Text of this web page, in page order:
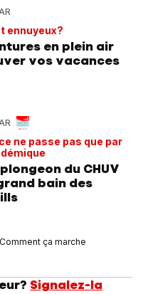
ennuyeux?
en plein air
vos vacances
ne passe pas que par
du CHUV
bain des
Comment ça marche
Signalez-la